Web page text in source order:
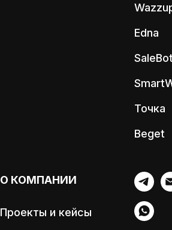
Edna
SaleBot
Точка
Beget
О КОМПАНИИ
Проекты и кейсы